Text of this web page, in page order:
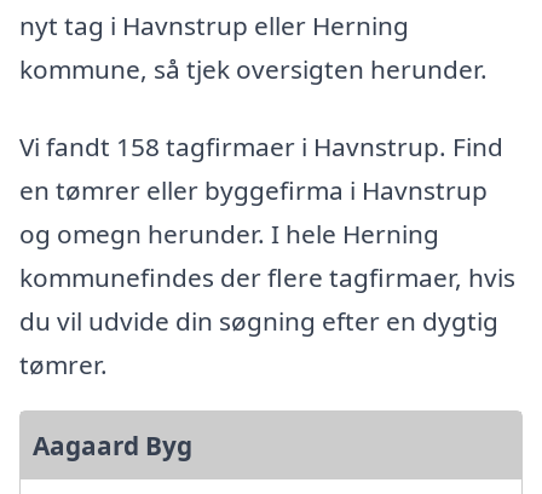
nyt tag i Havnstrup eller Herning
kommune, så tjek oversigten herunder.
Vi fandt 158 tagfirmaer i Havnstrup. Find
en tømrer eller byggefirma i Havnstrup
og omegn herunder. I hele Herning
kommunefindes der flere tagfirmaer, hvis
du vil udvide din søgning efter en dygtig
tømrer.
Aagaard Byg